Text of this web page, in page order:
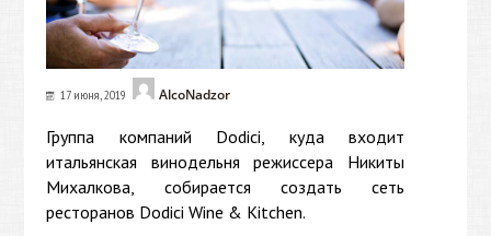
17 июня, 2019 AlcoNadzor
Группа компаний Dodici, куда входит
итальянская винодельня режиссера Никиты
Михалкова, собирается создать сеть
ресторанов Dodici Wine & Kitchen.